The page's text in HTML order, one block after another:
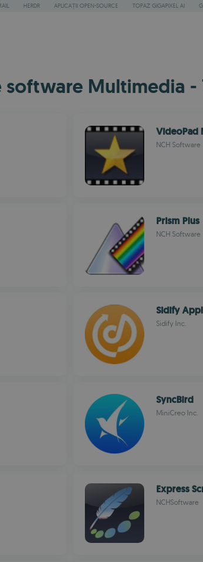
HERDR APLICAȚII OPEN-SOURCE TOPAZ GIGAPIXEL AI
software Multimedia -
VideoPad
NCH Software
Prism Plus
NCH Software
Sidify
Sidify Inc.
SyncBird
MiniCreo Inc.
Express
NCHSoftware